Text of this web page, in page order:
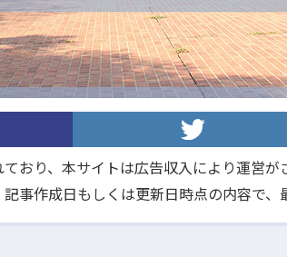
おり、本サイトは広告収入により運営が
事作成日もしくは更新日時点の内容で、